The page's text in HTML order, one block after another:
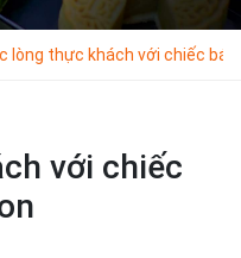
lòng thực khách với chiếc
với chiếc